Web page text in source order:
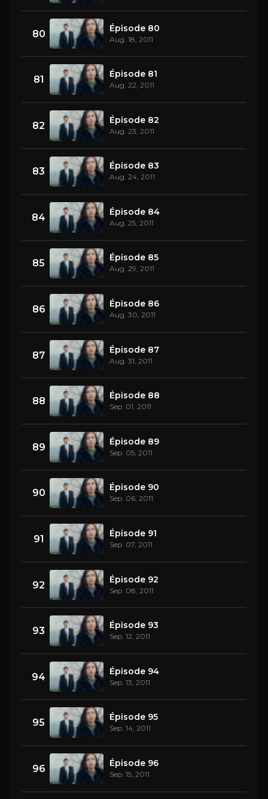
80 Épisode 80
Aug. 18, 2011
81 Épisode 81
Aug. 22, 2011
82 Épisode 82
Aug. 23, 2011
83 Épisode 83
Aug. 24, 2011
84 Épisode 84
Aug. 25, 2011
85 Épisode 85
Aug. 29, 2011
86 Épisode 86
Aug. 30, 2011
87 Épisode 87
Aug. 31, 2011
88 Épisode 88
Sep. 01, 2011
89 Épisode 89
Sep. 05, 2011
90 Épisode 90
Sep. 06, 2011
91 Épisode 91
Sep. 07, 2011
92 Épisode 92
Sep. 08, 2011
93 Épisode 93
Sep. 12, 2011
94 Épisode 94
Sep. 13, 2011
95 Épisode 95
Sep. 14, 2011
96 Épisode 96
Sep. 15, 2011